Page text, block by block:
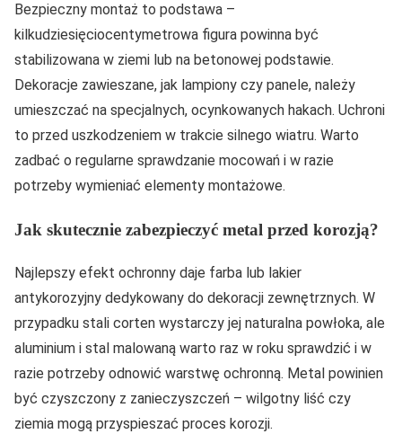
Bezpieczny montaż to podstawa –
kilkudziesięciocentymetrowa figura powinna być
stabilizowana w ziemi lub na betonowej podstawie.
Dekoracje zawieszane, jak lampiony czy panele, należy
umieszczać na specjalnych, ocynkowanych hakach. Uchroni
to przed uszkodzeniem w trakcie silnego wiatru. Warto
zadbać o regularne sprawdzanie mocowań i w razie
potrzeby wymieniać elementy montażowe.
Jak skutecznie zabezpieczyć metal przed korozją?
Najlepszy efekt ochronny daje farba lub lakier
antykorozyjny dedykowany do dekoracji zewnętrznych. W
przypadku stali corten wystarczy jej naturalna powłoka, ale
aluminium i stal malowaną warto raz w roku sprawdzić i w
razie potrzeby odnowić warstwę ochronną. Metal powinien
być czyszczony z zanieczyszczeń – wilgotny liść czy
ziemia mogą przyspieszać proces korozji.